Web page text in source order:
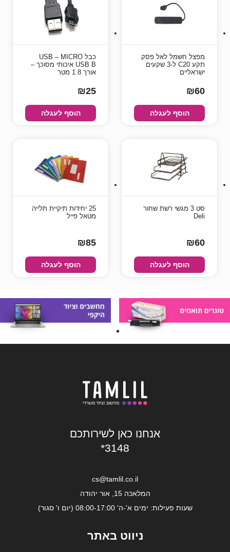
מפצל חשמל לאל פסק
תקע C20 ל-3 שקעים
ישראליים
₪60
הוסף לעגלה
כבל USB – MICRO
USB B איכותי מסוכך –
אורך 1.8 מטר
₪25
הוסף לעגלה
סט 3 מגשי רשת שחור
Deli
₪60
הוסף לעגלה
25 יחידות תיקיית תלייה
מטאל פייל
₪85
הוסף לעגלה
אנחנו כאן לשירותכם
*3148
cs@tamlil.co.il
המלאכה 15, אור יהודה
שעות פעילות: ימים א'-ה' 08:00-17:00 (יום ו' סגור)
ניווט באתר